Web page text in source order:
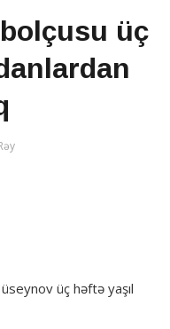
üç
üç həftə yaşıl